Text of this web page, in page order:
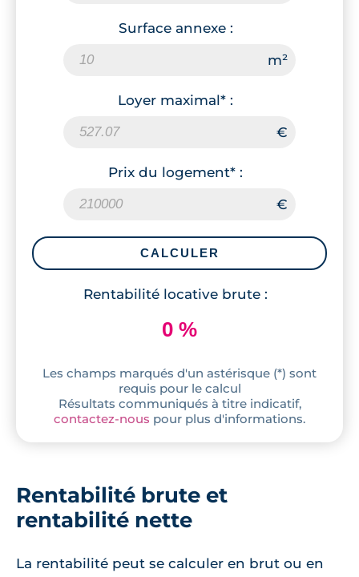
Surface annexe :
Loyer maximal* :
Prix du logement* :
CALCULER
Rentabilité locative brute :
Les champs marqués d'un astérisque (*) sont
requis pour le calcul
Résultats communiqués à titre indicatif,
contactez-nous pour plus d'informations.
Rentabilité brute et
rentabilité nette
La rentabilité peut se calculer en brut ou en